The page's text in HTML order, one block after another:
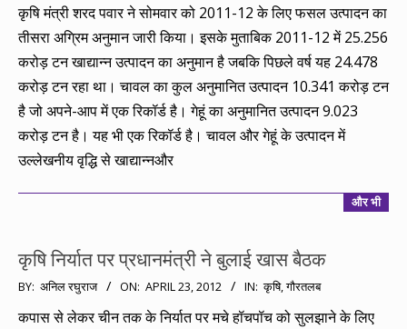
23
कृषि मंत्री शरद पवार ने सोमवार को 2011-12 के लिए फसल उत्‍पादन का
तीसरा अग्रिम अनुमान जारी किया। इसके मुताबिक 2011-12 में 25.256
करोड़ टन खाद्यान्‍न उत्‍पादन का अनुमान है जबकि पिछले वर्ष यह 24.478
करोड़ टन रहा था। चावल का कुल अनुमानित उत्पादन 10.341 करोड़ टन
है जो अपने-आप में एक रिकॉर्ड है। गेहूं का अनुमानित उत्पादन 9.023
करोड़ टन है। यह भी एक रिकॉर्ड है। चावल और गेहूं के उत्‍पादन में
उल्‍लेखनीय वृद्धि से खाद्यान्‍नऔर
और भी
कृषि निर्यात पर प्रधानमंत्री ने बुलाई खास बैठक
2012-
BY: अनिल रघुराज ON: APRIL 23, 2012 IN: कृषि,गौरतलब
कपास से लेकर चीन तक के निर्यात पर मचे हॉचपॉच को सुलझाने के लिए